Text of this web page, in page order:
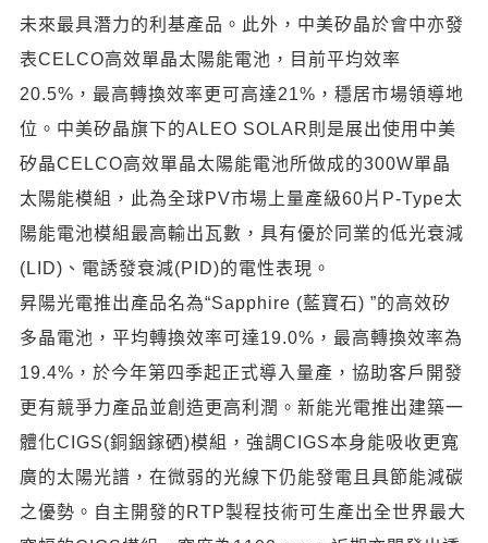
未來最具潛力的利基產品。此外，中美矽晶於會中亦發
表CELCO高效單晶太陽能電池，目前平均效率
20.5%，最高轉換效率更可高達21%，穩居市場領導地
位。中美矽晶旗下的ALEO SOLAR則是展出使用中美
矽晶CELCO高效單晶太陽能電池所做成的300W單晶
太陽能模組，此為全球PV市場上量產級60片P-Type太
陽能電池模組最高輸出瓦數，具有優於同業的低光衰減
(LID)、電誘發衰減(PID)的電性表現。
昇陽光電推出產品名為“Sapphire (藍寶石) ”的高效矽
多晶電池，平均轉換效率可達19.0%，最高轉換效率為
19.4%，於今年第四季起正式導入量產，協助客戶開發
更有競爭力產品並創造更高利潤。新能光電推出建築一
體化CIGS(銅銦鎵硒)模組，強調CIGS本身能吸收更寬
廣的太陽光譜，在微弱的光線下仍能發電且具節能減碳
之優勢。自主開發的RTP製程技術可生產出全世界最大